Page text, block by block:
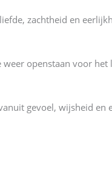
zachtheid en
openstaan voor
gevoel, wijsheid en